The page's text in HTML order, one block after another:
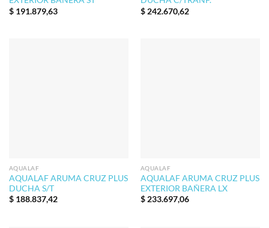
$191.879,63
$242.670,62
AQUALAF
AQUALAF ARUMA CRUZ PLUS
DUCHA S/T
$188.837,42
AQUALAF
AQUALAF ARUMA CRUZ PLUS
EXTERIOR BAÑERA LX
$233.697,06